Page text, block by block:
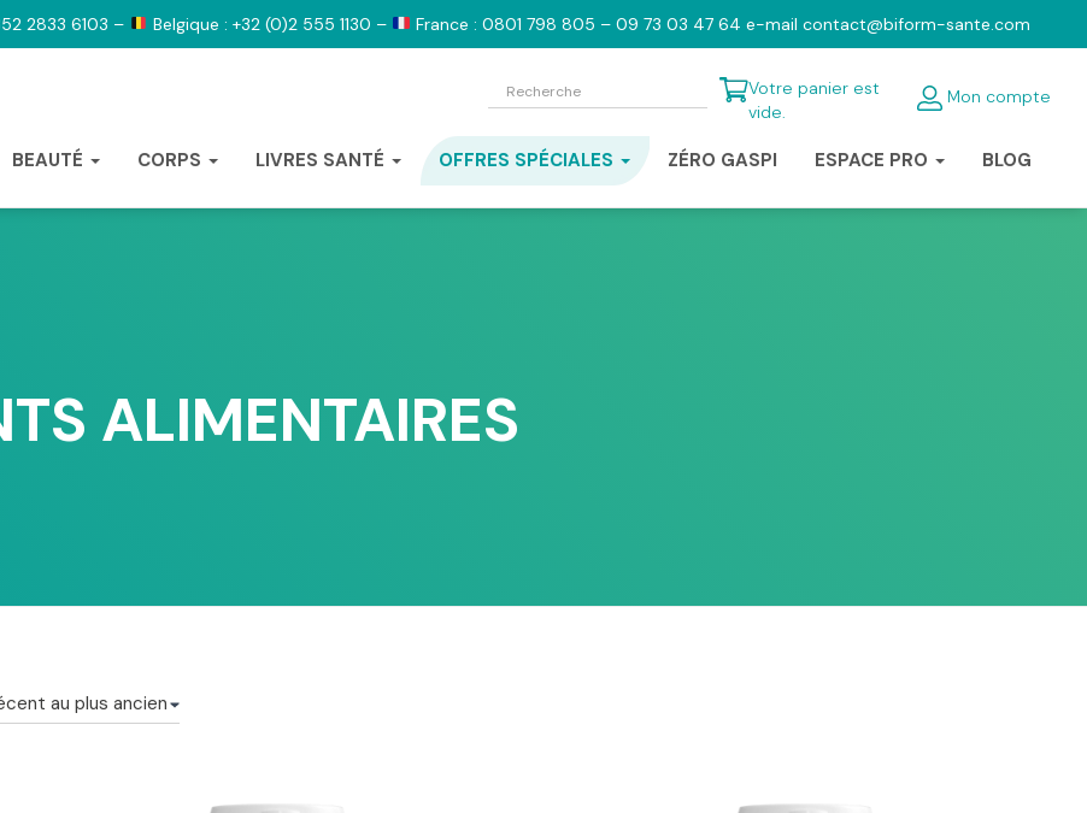
2833 6103 – Belgique : +32 (0)2 555 1130 – France : 0801 798 805 – 09 73 03 47 64 e-mail contact@biform-sante.com
Votre panier est
vide.
Mon compte
BEAUTÉ CORPS LIVRES SANTÉ OFFRES SPÉCIALES ZÉRO GASPI ESPACE PRO BLOG
ALIMENTAIRES